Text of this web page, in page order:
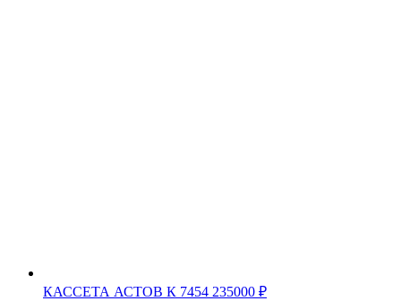
КАССЕТА АСТОВ К 7454 235000 ₽